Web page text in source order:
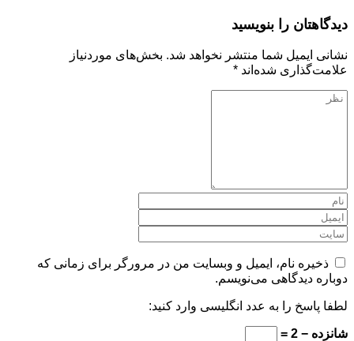
دیدگاهتان را بنویسید
نشانی ایمیل شما منتشر نخواهد شد. بخش‌های موردنیاز
علامت‌گذاری شده‌اند *
ذخیره نام، ایمیل و وبسایت من در مرورگر برای زمانی که
دوباره دیدگاهی می‌نویسم.
لطفا پاسخ را به عدد انگلیسی وارد کنید:
شانزده − 2 =